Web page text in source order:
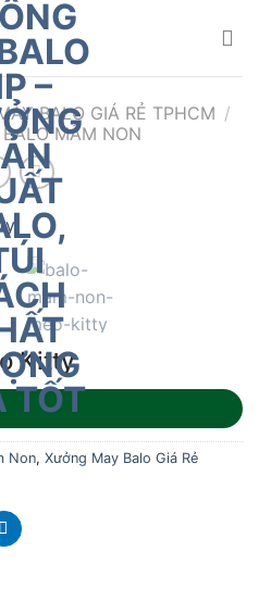
BALO GIÁ RẺ TPHCM /
MẦM NON
Kitty
Non, Xưởng May Balo Giá Rẻ